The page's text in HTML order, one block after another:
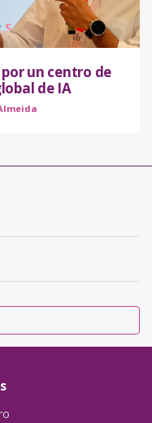
un centro de
de IA